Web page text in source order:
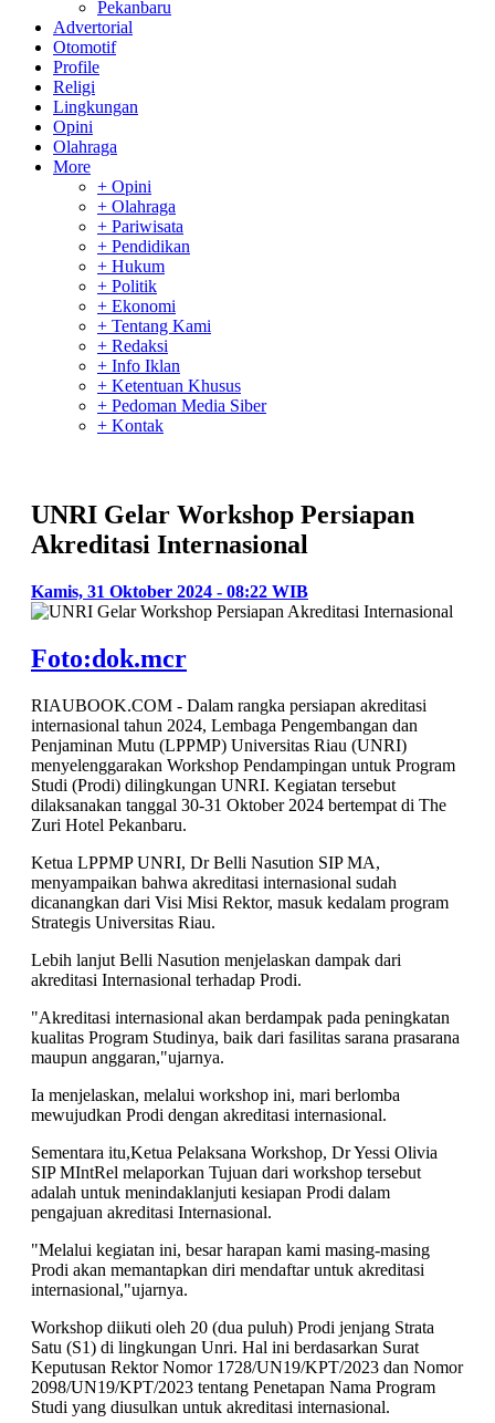
Pekanbaru
Advertorial
Otomotif
Profile
Religi
Lingkungan
Opini
Olahraga
More
+ Opini
+ Olahraga
+ Pariwisata
+ Pendidikan
+ Hukum
+ Politik
+ Ekonomi
+ Tentang Kami
+ Redaksi
+ Info Iklan
+ Ketentuan Khusus
+ Pedoman Media Siber
+ Kontak
UNRI Gelar Workshop Persiapan
Akreditasi Internasional
Kamis, 31 Oktober 2024 - 08:22 WIB
Foto:dok.mcr
RIAUBOOK.COM - Dalam rangka persiapan akreditasi
internasional tahun 2024, Lembaga Pengembangan dan
Penjaminan Mutu (LPPMP) Universitas Riau (UNRI)
menyelenggarakan Workshop Pendampingan untuk Program
Studi (Prodi) dilingkungan UNRI. Kegiatan tersebut
dilaksanakan tanggal 30-31 Oktober 2024 bertempat di The
Zuri Hotel Pekanbaru.
Ketua LPPMP UNRI, Dr Belli Nasution SIP MA,
menyampaikan bahwa akreditasi internasional sudah
dicanangkan dari Visi Misi Rektor, masuk kedalam program
Strategis Universitas Riau.
Lebih lanjut Belli Nasution menjelaskan dampak dari
akreditasi Internasional terhadap Prodi.
"Akreditasi internasional akan berdampak pada peningkatan
kualitas Program Studinya, baik dari fasilitas sarana prasarana
maupun anggaran,"ujarnya.
Ia menjelaskan, melalui workshop ini, mari berlomba
mewujudkan Prodi dengan akreditasi internasional.
Sementara itu,Ketua Pelaksana Workshop, Dr Yessi Olivia
SIP MIntRel melaporkan Tujuan dari workshop tersebut
adalah untuk menindaklanjuti kesiapan Prodi dalam
pengajuan akreditasi Internasional.
"Melalui kegiatan ini, besar harapan kami masing-masing
Prodi akan memantapkan diri mendaftar untuk akreditasi
internasional,"ujarnya.
Workshop diikuti oleh 20 (dua puluh) Prodi jenjang Strata
Satu (S1) di lingkungan Unri. Hal ini berdasarkan Surat
Keputusan Rektor Nomor 1728/UN19/KPT/2023 dan Nomor
2098/UN19/KPT/2023 tentang Penetapan Nama Program
Studi yang diusulkan untuk akreditasi internasional.